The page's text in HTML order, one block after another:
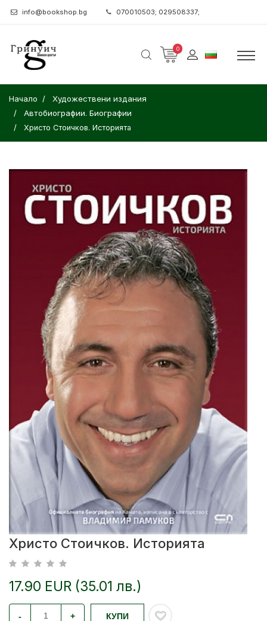
info@bookshop.bg 070010503; 029508337;
0
Начало
Художествени издания
Автобиографии. Биографии
Христо Стоичков. Историята
Христо Стоичков. Историята
17.90 EUR (35.01 лв.)
- + КУПИ